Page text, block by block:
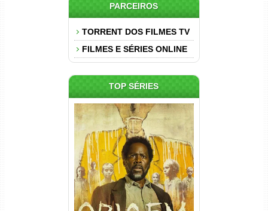
PARCEIROS
TORRENT DOS FILMES TV
FILMES E SÉRIES ONLINE
TOP SÉRIES
Origem 4ª Temporada Torrent
(2026) WEB-DL 1080p/4K
Dual Áudio